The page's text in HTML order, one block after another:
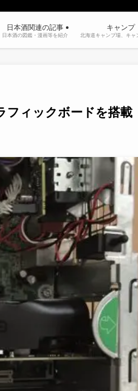
日本酒関連の記事
日本酒の図鑑・漫画等を紹介
キャンプ
北海道キャンプ場、キャ
フィックボードを搭載